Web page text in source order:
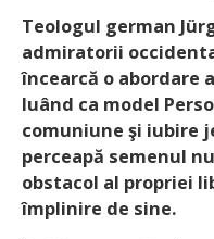
Teologul german
admiratorii
încearcă o abordare
luând ca model
comuniune şi iubire
perceapă semenul
obstacol al propriei
împlinire de sine.